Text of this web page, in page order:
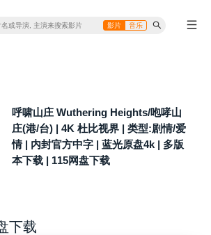
影片 音乐
呼啸山庄 Wuthering Heights/咆哮山
庄(港/台) | 4K 杜比视界 | 类型:剧情/爱
情 | 内封官方中字 | 蓝光原盘4k | 多版
本下载 | 115网盘下载
下载